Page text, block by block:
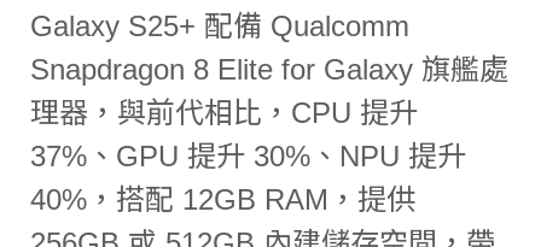
Galaxy S25+ 配備 Qualcomm
Snapdragon 8 Elite for Galaxy 旗艦處
理器，與前代相比，CPU 提升
37%、GPU 提升 30%、NPU 提升
40%，搭配 12GB RAM，提供